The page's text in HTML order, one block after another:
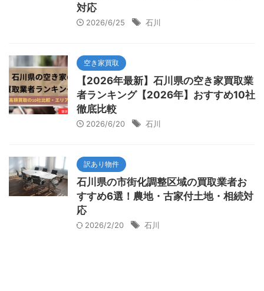
対応
2026/6/25 石川
空き家買取
【2026年最新】石川県の空き家買取業
者ランキング【2026年】おすすめ10社
徹底比較
2026/6/20 石川
訳あり物件
石川県の市街化調整区域の買取業者お
すすめ6選！農地・古家付土地・相続対
応
2026/2/20 石川